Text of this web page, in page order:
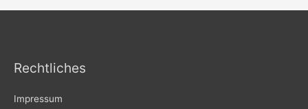
Rechtliches
Impressum